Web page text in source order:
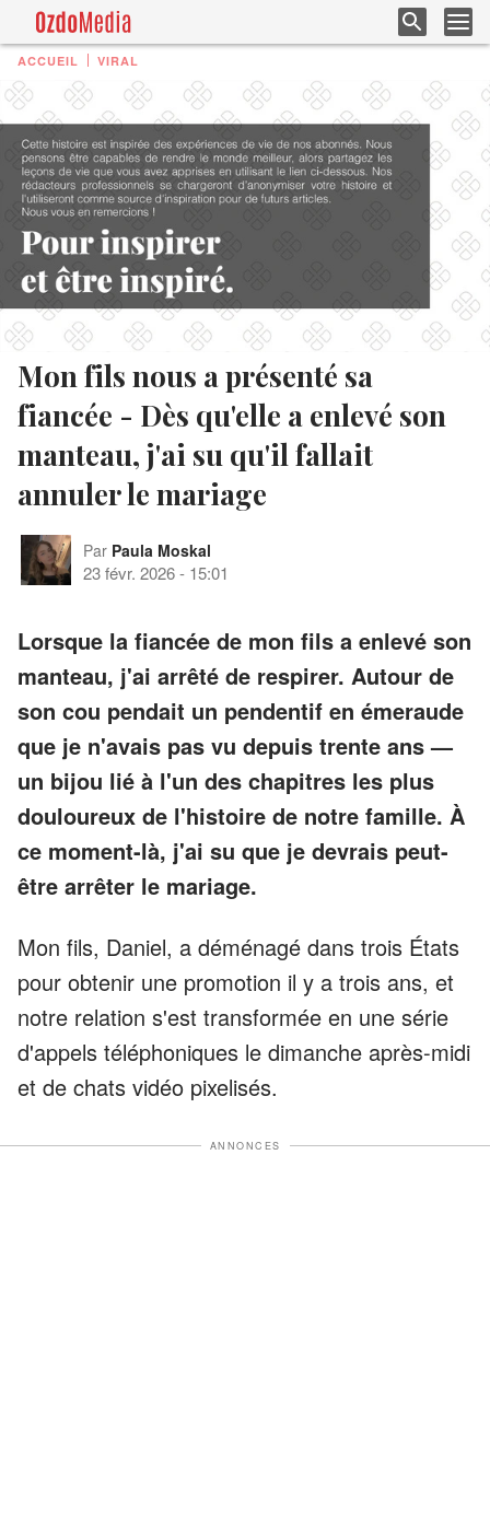
ACCUEIL VIRAL
Mon fils nous a présenté sa
fiancée - Dès qu'elle a enlevé son
manteau, j'ai su qu'il fallait
annuler le mariage
Par Paula Moskal
23 févr. 2026- 15:01
Lorsque la fiancée de mon fils a enlevé son
manteau, j'ai arrêté de respirer. Autour de
son cou pendait un pendentif en émeraude
que je n'avais pas vu depuis trente ans —
un bijou lié à l'un des chapitres les plus
douloureux de l'histoire de notre famille. À
ce moment-là, j'ai su que je devrais peut-
être arrêter le mariage.
Mon fils, Daniel, a déménagé dans trois États
pour obtenir une promotion il y a trois ans, et
notre relation s'est transformée en une série
d'appels téléphoniques le dimanche après-midi
et de chats vidéo pixelisés.
ANNONCES